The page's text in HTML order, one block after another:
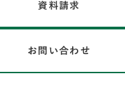
資料請求
お問い合わせ